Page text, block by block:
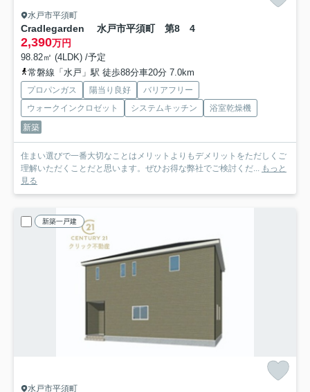
水戸市平須町
Cradlegarden 水戸市平須町 第8 4
2,390万円
98.82㎡ (4LDK) /予定
常磐線「水戸」駅 徒歩88分車20分 7.0km
プロパンガス 陽当り良好
バリアフリー
ウォークインクロゼット
システムキッチン
浴室乾燥機
新築
住まい選びで一番大切なことはメリットよりもデメリットをただしくご
理解いただくことだと思います。ぜひお得な弊社でご検討くだ...
もっと
見る
新築一戸建
水戸市平須町